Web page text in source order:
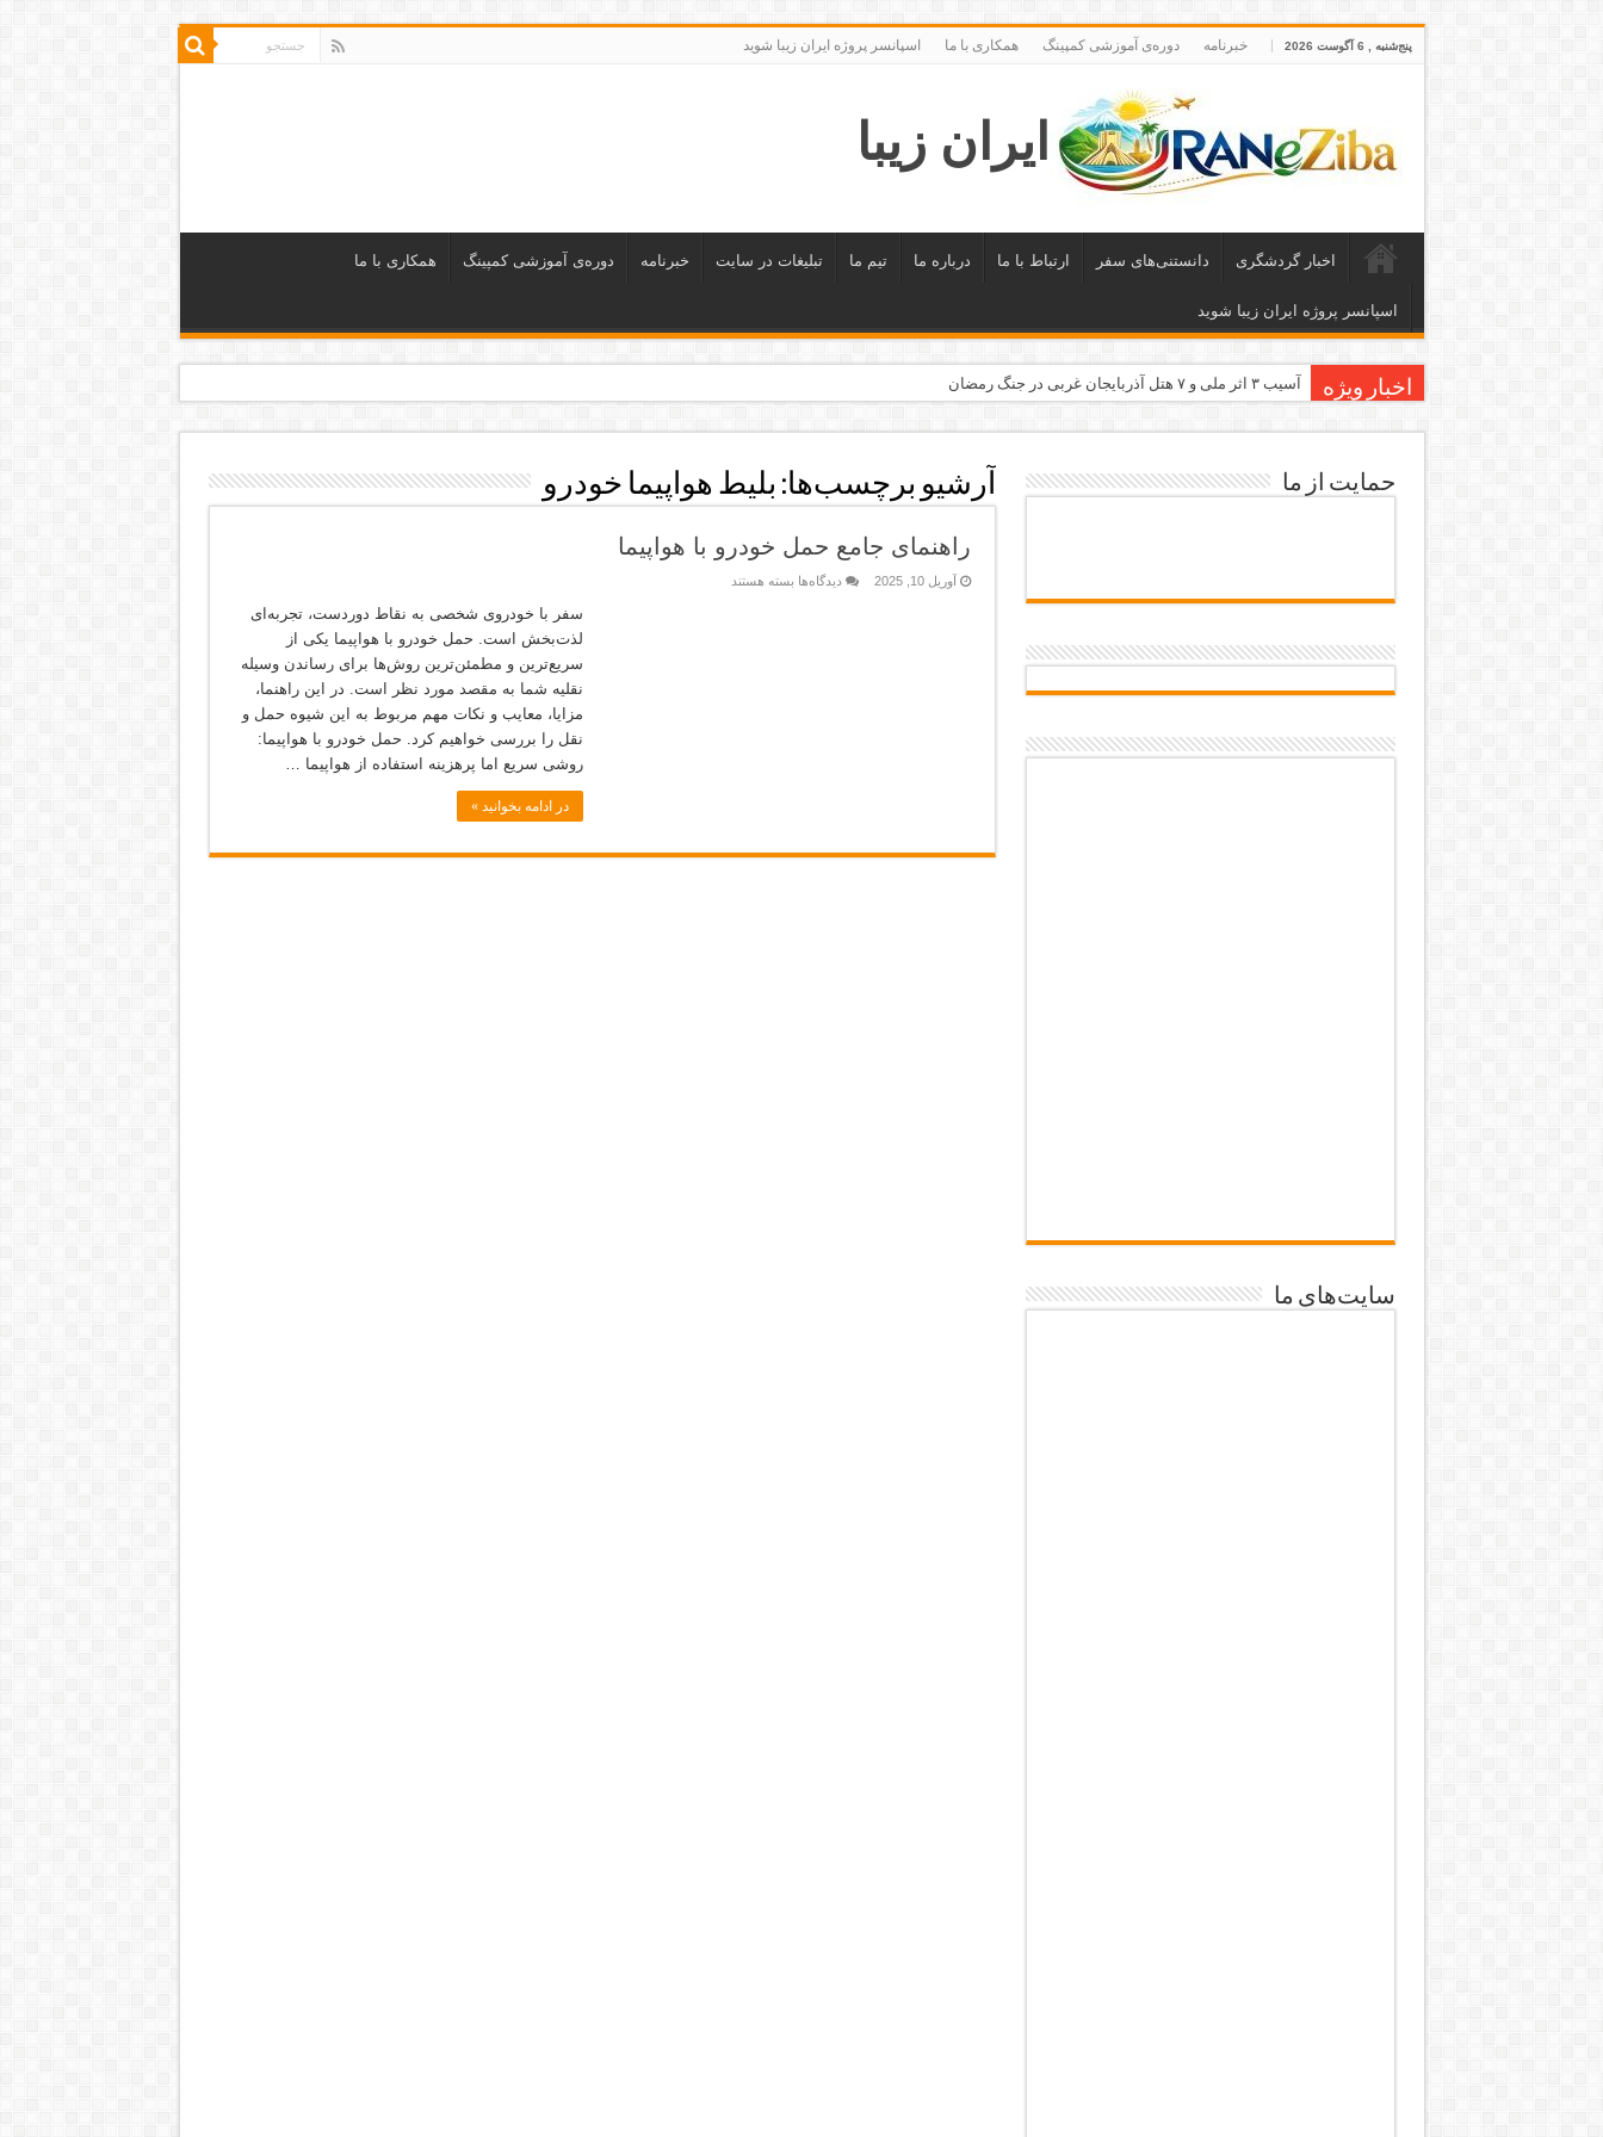
پنج‌شنبه , 6 آگوست 2026 خبرنامه دوره‌ی آموزشی کمپینگ همکاری با ما اسپانسر پروژه ایران زیبا شوید
ایران زیبا
اخبار گردشگری دانستنی‌های سفر ارتباط با ما درباره ما تیم ما تبلیغات در سایت خبرنامه دوره‌ی آموزشی کمپینگ همکاری با ما
اسپانسر پروژه ایران زیبا شوید
اخبار ویژه آسیب ۳ اثر ملی و ۷ هتل آذربایجان غربی در جنگ رمضان
۶۸۱ میلیارد ریال تسهیلات برای توسعه گردشگری گلستان
تاب‌آوری؛ سرمایه پنهان تهران برای بازسازی برند شهری
آرشیو برچسب‌ها: بلیط هواپیما خودرو
راهنمای جامع حمل خودرو با هواپیما
آوریل 10, 2025 دیدگاه‌ها برای
بسته هستند
سفر با خودروی شخصی به نقاط دوردست، تجربه‌ای
لذت‌بخش است. حمل خودرو با هواپیما یکی از
سریع‌ترین و مطمئن‌ترین روش‌ها برای رساندن وسیله
نقلیه شما به مقصد مورد نظر است. در این راهنما،
مزایا، معایب و نکات مهم مربوط به این شیوه حمل و
نقل را بررسی خواهیم کرد. حمل خودرو با هواپیما:
روشی سریع اما پرهزینه استفاده از هواپیما …
در ادامه بخوانید »
حمایت از ما
سایت‌های ما